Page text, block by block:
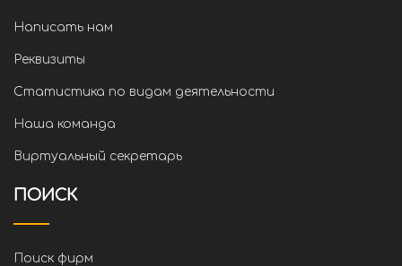
Написать нам
Реквизиты
Статистика по видам деятельности
Наша команда
Виртуальный секретарь
ПОИСК
Поиск фирм